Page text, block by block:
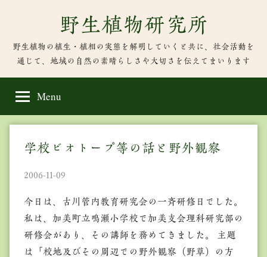
content
野生植物研究所
野生植物の植生・植相の実態を解明していくと共に、社会活動を
通じて、地域の自然の素晴らしさや大切さを伝えてまいります
Menu
学校ビオトープ等の話と野外観察
2006-11-09
今日は、古川管内教育研究会の一斉研修日でした。
私は、加美町立鳴瀬小学校で加美支会理科研究部の
研修会があり、その講師を務めてきました。 主題
は「校地及びその周辺での野外観察（野草）の方